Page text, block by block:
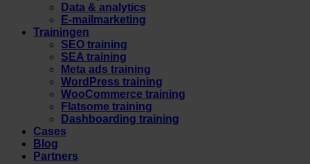
Data & analytics
E-mailmarketing
Trainingen
SEO training
SEA training
Meta ads training
WordPress training
WooCommerce training
Flatsome training
Dashboarding training
Cases
Blog
Partners